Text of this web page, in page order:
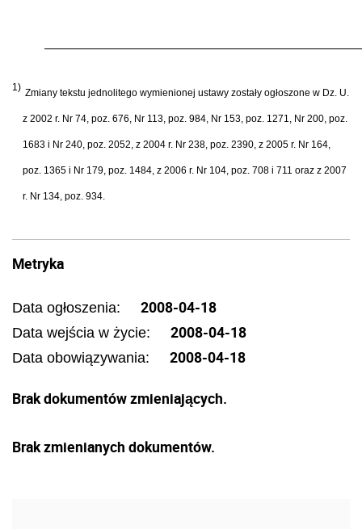
1) Zmiany tekstu jednolitego wymienionej ustawy zostały ogłoszone w Dz. U.
z 2002 r. Nr 74, poz. 676, Nr 113, poz. 984, Nr 153, poz. 1271, Nr 200, poz.
1683 i Nr 240, poz. 2052, z 2004 r. Nr 238, poz. 2390, z 2005 r. Nr 164,
poz. 1365 i Nr 179, poz. 1484, z 2006 r. Nr 104, poz. 708 i 711 oraz z 2007
r. Nr 134, poz. 934.
Metryka
Data ogłoszenia: 2008-04-18
Data wejścia w życie: 2008-04-18
Data obowiązywania: 2008-04-18
Brak dokumentów zmieniających.
Brak zmienianych dokumentów.